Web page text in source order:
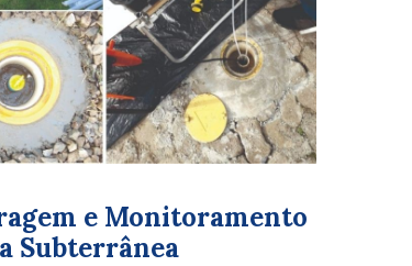
e Monitoramento
Subterrânea